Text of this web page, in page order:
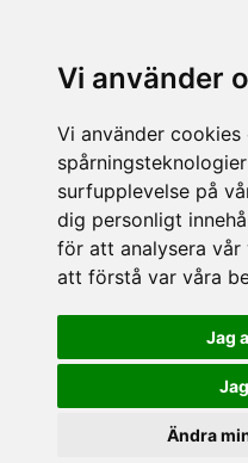
Vi använder
Vi använder cookies
surfupplevelse på
dig personligt
för att analysera
att förstå var våra
Jag
Ändra